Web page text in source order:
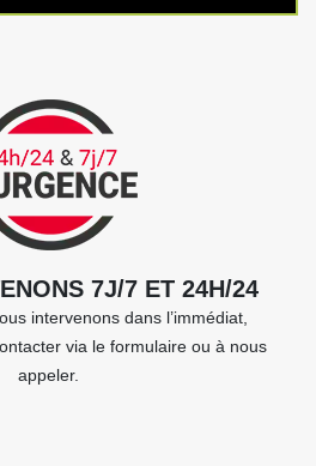
7J/7 ET 24H/24
intervenons dans l’immédiat,
via le formulaire ou à nous
appeler.